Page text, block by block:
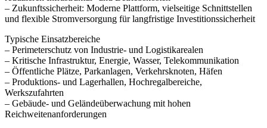
– Zukunftssicherheit: Moderne Plattform, vielseitige Schnittstellen
und flexible Stromversorgung für langfristige Investitionssicherheit
Typische Einsatzbereiche
– Perimeterschutz von Industrie- und Logistikarealen
– Kritische Infrastruktur, Energie, Wasser, Telekommunikation
– Öffentliche Plätze, Parkanlagen, Verkehrsknoten, Häfen
– Produktions- und Lagerhallen, Hochregalbereiche,
Werkszufahrten
– Gebäude- und Geländeüberwachung mit hohen
Reichweitenanforderungen